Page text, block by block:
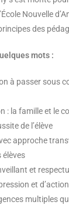
Nouvelle
des
mots :
à passer sous
: la famille et le
de l’élève
approche
élèves
et
et d’action
multiples